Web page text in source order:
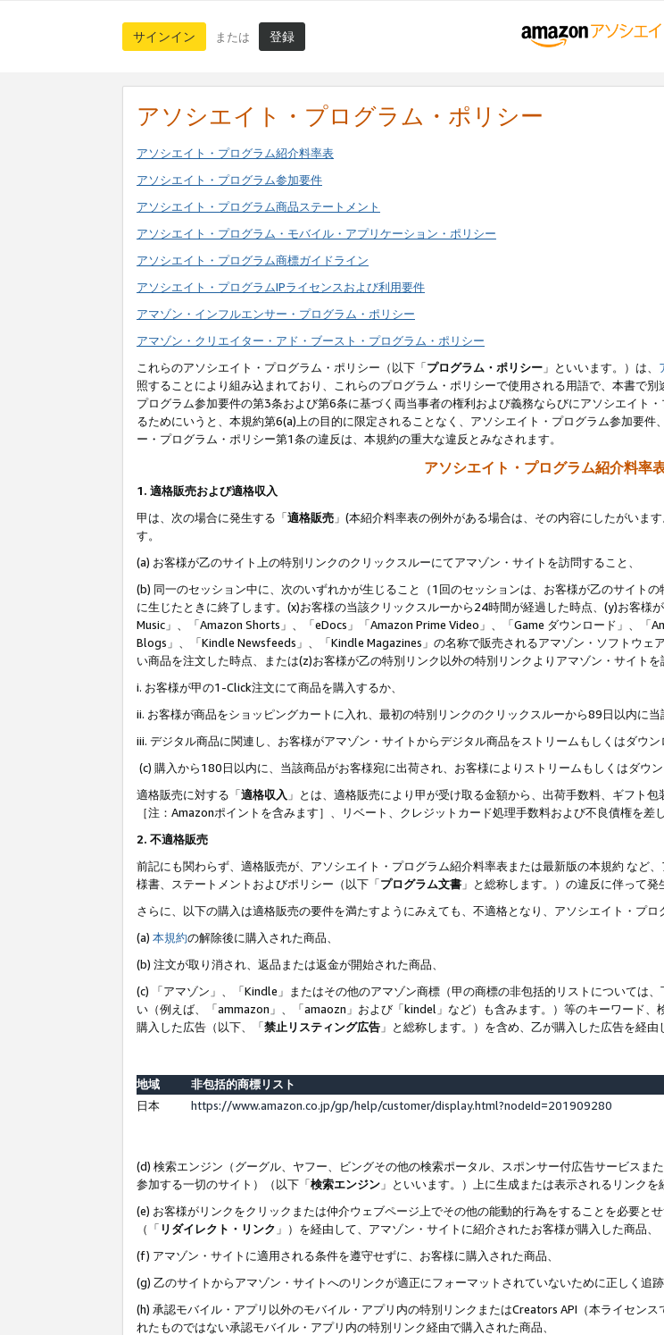
サインイン または 登録
アソシエイト・プログラム・ポリシー
アソシエイト・プログラム紹介料率表
アソシエイト・プログラム参加要件
アソシエイト・プログラム商品ステートメント
アソシエイト・プログラム・モバイル・アプリケーション・ポリシー
アソシエイト・プログラム商標ガイドライン
アソシエイト・プログラムIPライセンスおよび利用要件
アマゾン・インフルエンサー・プログラム・ポリシー
アマゾン・クリエイター・アド・ブースト・プログラム・ポリシー
これらのアソシエイト・プログラム・ポリシー（以下「プログラム・ポリシー 」といいます。）は、
照することにより組み込まれており、これらのプログラム・ポリシーで使用される用語で、本書で
プログラム参加要件の第3条および第6条に基づく両当事者の権利および義務ならびにアソシエイト
るためにいうと、本規約第6(a)上の目的に限定されることなく、アソシエイト・プログラム参加要
ー・プログラム・ポリシー第1条の違反は、本規約の重大な違反とみなされます。
アソシエイト・プログラム紹介料率
1. 適格販売および適格収入
甲は、次の場合に発生する「適格販売 」(本紹介料率表の例外がある場合は、その内容にしたがいま
す。
(a) お客様が乙のサイト上の特別リンクのクリックスルーにてアマゾン・サイトを訪問すること、
(b) 同一のセッション中に、次のいずれかが生じること（1回のセッションは、お客様が乙のサイト
に生じたときに終了します。(x)お客様の当該クリックスルーから24時間が経過した時点、(y)お客様
Music」、「Amazon Shorts」、「eDocs」「Amazon Prime Video」、「Game ダウンロード」、
Blogs」、「Kindle Newsfeeds」、「Kindle Magazines」の名称で販売されるアマゾン・ソフトウェ
い商品を注文した時点、または(z)お客様が乙の特別リンク以外の特別リンクよりアマゾン・サイト
i. お客様が甲の1-Click注文にて商品を購入するか、
ii. お客様が商品をショッピングカートに入れ、最初の特別リンクのクリックスルーから89日以内に
iii. デジタル商品に関連し、お客様がアマゾン・サイトからデジタル商品をストリームもしくはダウ
(c) 購入から180日以内に、当該商品がお客様宛に出荷され、お客様によりストリームもしくはダウ
適格販売に対する「適格収入 」とは、適格販売により甲が受け取る金額から、出荷手数料、ギフト
［注：Amazonポイントを含みます］、リベート、クレジットカード処理手数料および不良債権を差
2. 不適格販売
前記にも関わらず、適格販売が、アソシエイト・プログラム紹介料率表または最新版の本規約 など
様書、ステートメントおよびポリシー（以下「プログラム文書 」と総称します。）の違反に伴って発
さらに、以下の購入は適格販売の要件を満たすようにみえても、不適格となり、アソシエイト・プロ
(a) 本規約の解除後に購入された商品、
(b) 注文が取り消され、返品または返金が開始された商品、
(c) 「アマゾン」、「Kindle」またはその他のアマゾン商標（甲の商標の非包括的リストについては
い（例えば、「ammazon」、「amaozn」および「kindel」など）も含みます。）等のキーワード
購入した広告（以下、「禁止リスティング広告 」と総称します。）を含め、乙が購入した広告を経
地域
非包括的商標リスト
日本
https://www.amazon.co.jp/gp/help/customer/display.html?nodeId=201909280
(d) 検索エンジン（グーグル、ヤフー、ビングその他の検索ポータル、スポンサー付広告サービスま
参加する一切のサイト）（以下「検索エンジン 」といいます。）上に生成または表示されるリンク
(e) お客様がリンクをクリックまたは仲介ウェブページ上でその他の能動的行為をすることを必要と
（「 リダイレクト・リンク 」）を経由して、アマゾン・サイトに紹介されたお客様が購入した商品、
(f) アマゾン・サイトに適用される条件を遵守せずに、お客様に購入された商品、
(g) 乙のサイトからアマゾン・サイトへのリンクが適正にフォーマットされていないために正しく追
(h) 承認モバイル・アプリ以外のモバイル・アプリ内の特別リンクまたはCreators API（本ライセン
れたものではない承認モバイル・アプリ内の特別リンク経由で購入された商品、